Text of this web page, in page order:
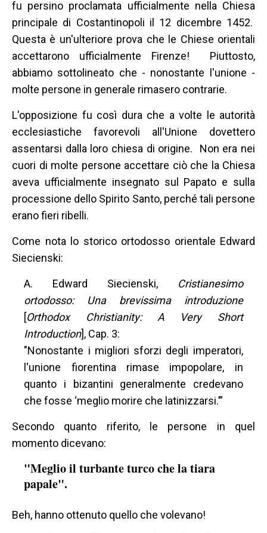
fu persino proclamata ufficialmente nella Chiesa
principale di Costantinopoli il 12 dicembre 1452.
Questa è un'ulteriore prova che le Chiese orientali
accettarono ufficialmente Firenze! Piuttosto,
abbiamo sottolineato che - nonostante l'unione -
molte persone in generale rimasero contrarie.
L'opposizione fu così dura che a volte le autorità
ecclesiastiche favorevoli all'Unione dovettero
assentarsi dalla loro chiesa di origine. Non era nei
cuori di molte persone accettare ciò che la Chiesa
aveva ufficialmente insegnato sul Papato e sulla
processione dello Spirito Santo, perché tali persone
erano fieri ribelli.
Come nota lo storico ortodosso orientale Edward
Siecienski:
A. Edward Siecienski,
Cristianesimo
ortodosso: Una brevissima introduzione
[Orthodox Christianity: A Very Short
Introduction], Cap. 3:
"Nonostante i migliori sforzi degli imperatori,
l'unione fiorentina rimase impopolare, in
quanto i bizantini generalmente credevano
che fosse ‘meglio morire che latinizzarsi.’”
Secondo quanto riferito, le persone in quel
momento dicevano:
"Meglio il turbante turco che la tiara
papale".
Beh, hanno ottenuto quello che volevano!